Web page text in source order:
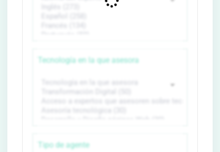
Tecnología en la que asesora
Tipo de agente